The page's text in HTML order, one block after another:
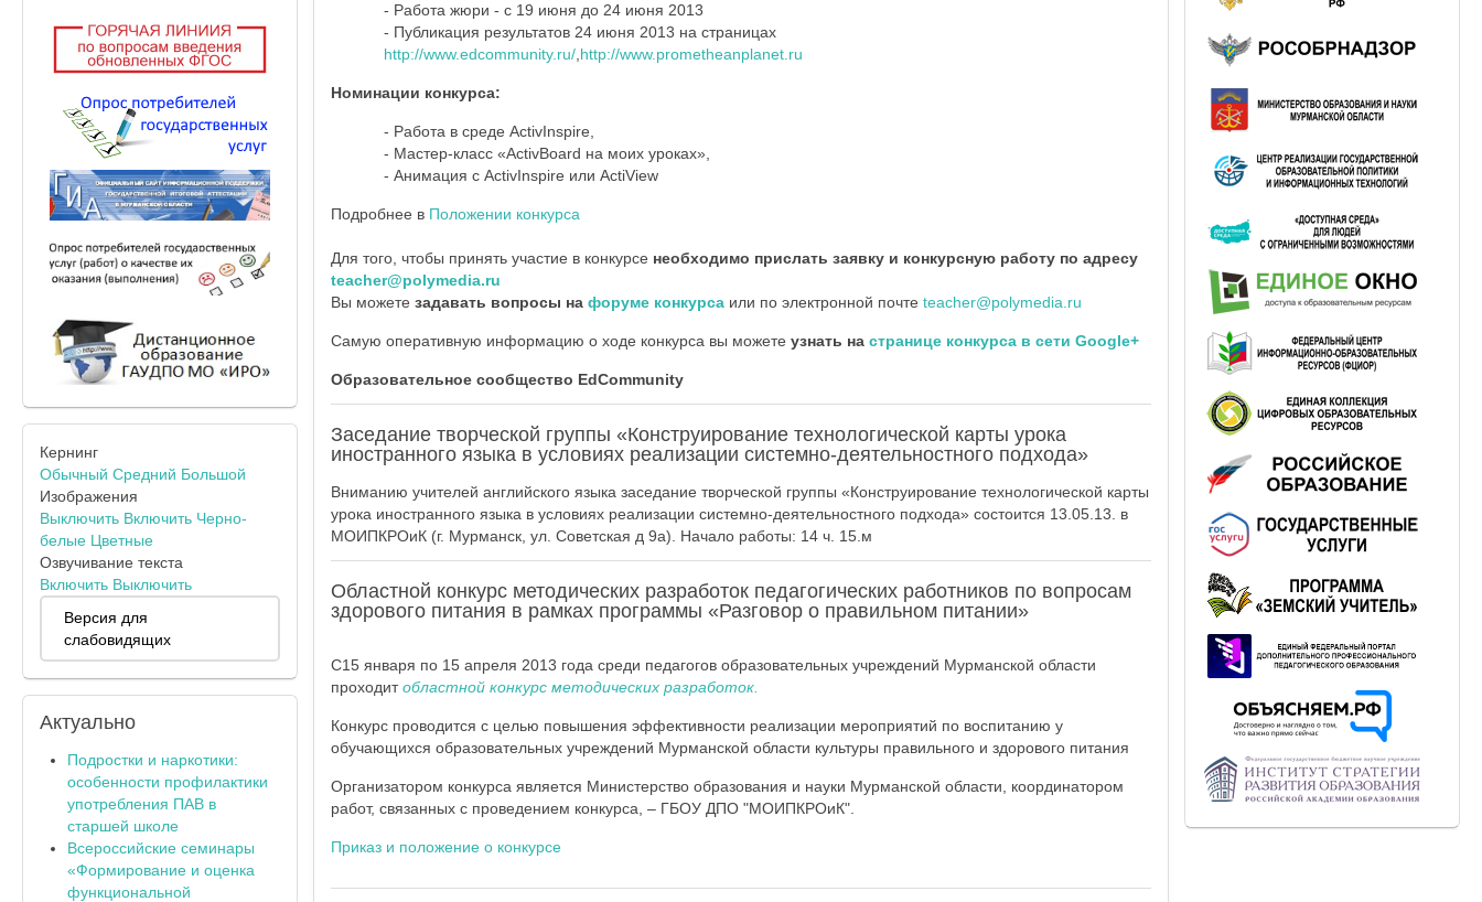
- Работа жюри - с 19 июня до 24 июня 2013
- Публикация результатов 24 июня 2013 на страницах
http://www.edcommunity.ru/, http://www.prometheanplanet.ru
Номинации конкурса:
- Работа в среде ActivInspire,
- Мастер-класс «ActivBoard на моих уроках»,
- Анимация с ActivInspire или ActiView
Подробнее в Положении конкурса
Для того, чтобы принять участие в конкурсе необходимо прислать заявку и конкурсную работу по адресу
teacher@polymedia.ru
Вы можете задавать вопросы на форуме конкурсаили по электронной почте teacher@polymedia.ru
Самую оперативную информацию о ходе конкурса вы можете узнать на странице конкурса в сети Google+
Образовательное сообщество EdCommunity
Заседание творческой группы «Конструирование технологической карты урока
иностранного языка в условиях реализации системно-деятельностного подхода»
Вниманию учителей английского языка заседание творческой группы «Конструирование технологической карты
урока иностранного языка в условиях реализации системно-деятельностного подхода» состоится 13.05.13. в
МОИПКРОиК (г. Мурманск, ул. Советская д 9а). Начало работы: 14 ч. 15.м
Областной конкурс методических разработок педагогических работников по вопросам
здорового питания в рамках программы «Разговор о правильном питании»
С15 января по 15 апреля 2013 года среди педагогов образовательных учреждений Мурманской области
проходитобластной конкурс методических разработок.
Конкурс проводится с целью повышения эффективности реализации мероприятий по воспитанию у
обучающихся образовательных учреждений Мурманской области культуры правильного и здорового питания
Организатором конкурса является Министерство образования и науки Мурманской области, координатором
работ, связанных с проведением конкурса, – ГБОУ ДПО "МОИПКРОиК".
Приказ и положение о конкурсе
Кернинг
Обычный Средний Большой
Изображения
Выключить Включить Черно-
белые Цветные
Озвучивание текста
Включить Выключить
Версия для
слабовидящих
Актуально
Подростки и наркотики:
особенности профилактики
употребления ПАВ в
старшей школе
Всероссийские семинары
«Формирование и оценка
функциональной